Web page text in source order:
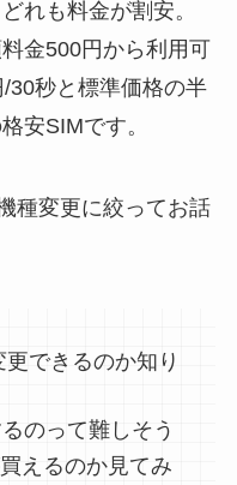
れも料金が割安。
金500円から利用可
30秒と標準価格の半
安SIMです。
種変更に絞ってお話
できるのか知り
のって難しそう
えるのか見てみ